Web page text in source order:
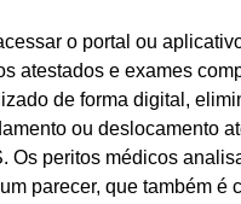
o portal ou
atestados e exames
de forma digital,
ou deslocamento
Os peritos médicos
parecer, que também é